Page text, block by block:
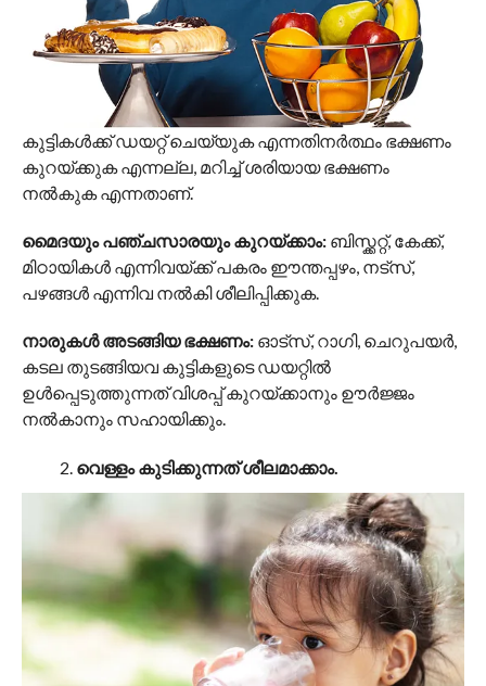
കുട്ടികൾക്ക് ഡയറ്റ് ചെയ്യുക എന്നതിനർത്ഥം ഭക്ഷണം
കുറയ്ക്കുക എന്നല്ല, മറിച്ച് ശരിയായ ഭക്ഷണം
നൽകുക എന്നതാണ്.
മൈദയും പഞ്ചസാരയും കുറയ്ക്കാം:ബിസ്ക്കറ്റ്, കേക്ക്,
മിഠായികൾ എന്നിവയ്ക്ക് പകരം ഈന്തപ്പഴം, നട്സ്,
പഴങ്ങൾ എന്നിവ നൽകി ശീലിപ്പിക്കുക.
നാരുകൾ അടങ്ങിയ ഭക്ഷണം:ഓട്സ്, റാഗി, ചെറുപയർ,
കടല തുടങ്ങിയവ കുട്ടികളുടെ ഡയറ്റിൽ
ഉൾപ്പെടുത്തുന്നത് വിശപ്പ് കുറയ്ക്കാനും ഊർജ്ജം
നൽകാനും സഹായിക്കും.
വെള്ളം കുടിക്കുന്നത് ശീലമാക്കാം.